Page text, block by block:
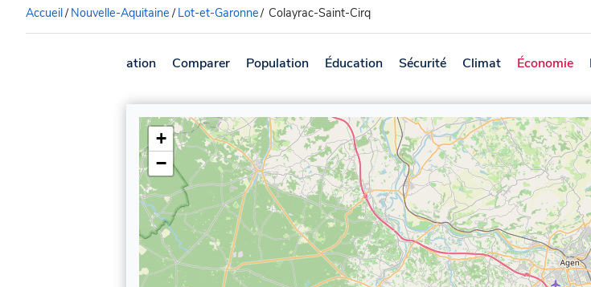
Accueil/ Nouvelle-Aquitaine/ Lot-et-Garonne/ Colayrac-Saint-Cirq
Présentation Comparer Population Éducation Sécurité Climat Économie
+
−